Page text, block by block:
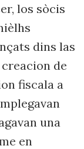
los sòcis
dins las
de
fiscala a
una
en